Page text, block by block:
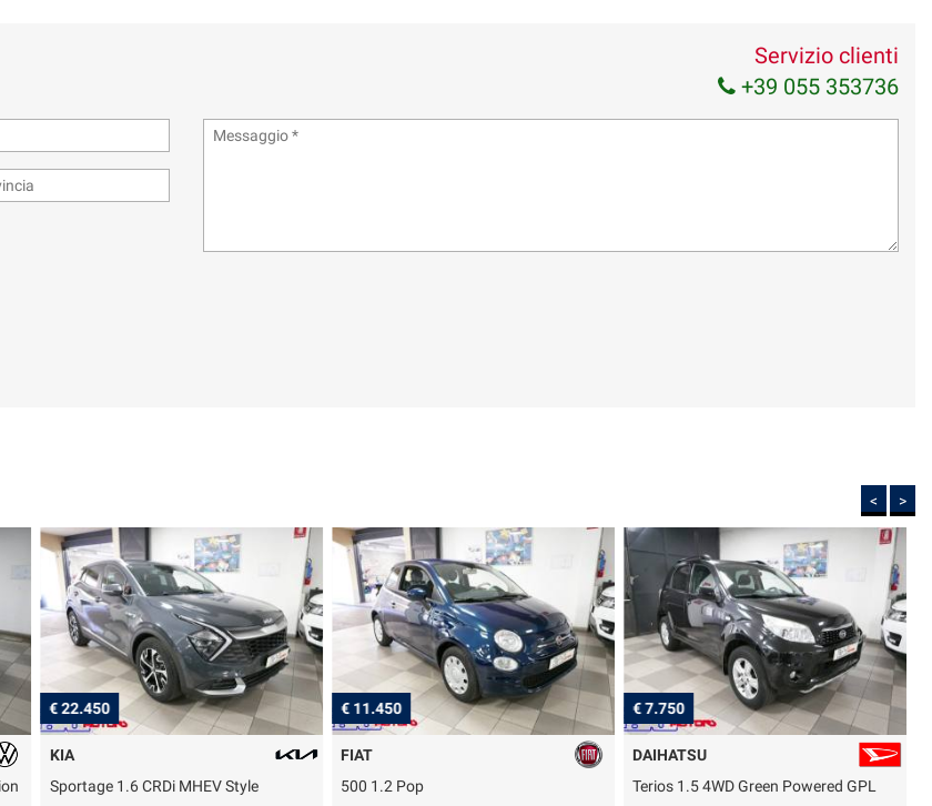
Servizio clienti
+39 055 353736
< >
€ 22.450
KIA
Sportage 1.6 CRDi MHEV Style
€ 11.450
FIAT
500 1.2 Pop
€ 7.750
DAIHATSU
Terios 1.5 4WD Green Powered GPL